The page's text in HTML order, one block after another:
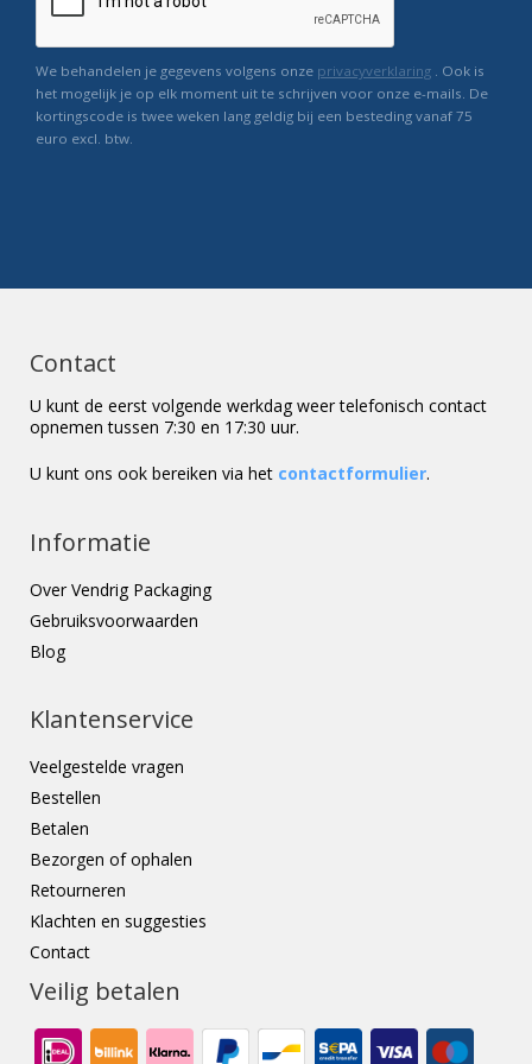
We behandelen je gegevens volgens onze privacyverklaring . Ook is
het mogelijk je op elk moment uit te schrijven voor onze e-mails. De
kortingscode is twee weken lang geldig bij een besteding vanaf 75
euro excl. btw.
Contact
U kunt de eerst volgende werkdag weer telefonisch contact
opnemen tussen 7:30 en 17:30 uur.
U kunt ons ook bereiken via het contactformulier.
Informatie
Over Vendrig Packaging
Gebruiksvoorwaarden
Blog
Klantenservice
Veelgestelde vragen
Bestellen
Betalen
Bezorgen of ophalen
Retourneren
Klachten en suggesties
Contact
Veilig betalen